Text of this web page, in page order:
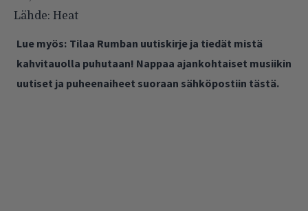
Lähde: Heat
Lue myös: Tilaa Rumban uutiskirje ja tiedät mistä
kahvitauolla puhutaan! Nappaa ajankohtaiset musiikin
uutiset ja puheenaiheet suoraan sähköpostiin tästä.